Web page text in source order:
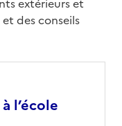
extérieurs et
des conseils
l’école